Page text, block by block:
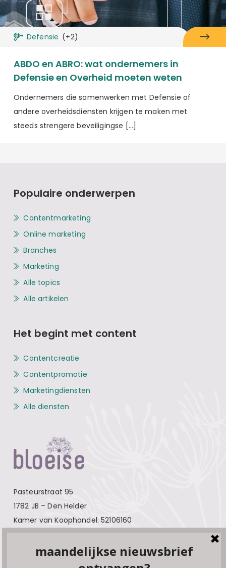
Defensie (+2)
ABDO en ABRO: wat ondernemers in
Defensie en Overheid moeten weten
Ondernemers die samenwerken met Defensie of
andere overheidsdiensten krijgen te maken met
steeds strengere beveiligingse […]
Pasteurstraat 95
1782 JB – Den Helder
Kamer van Koophandel: 52106160
Over Bloeise Adverteren
Populaire onderwerpen
Contentmarketing
Online marketing
Branches
Marketing
Alle topics
Alle artikelen
Het begint met content
Contentcreatie
Contentpromotie
Marketingdiensten
Alle diensten